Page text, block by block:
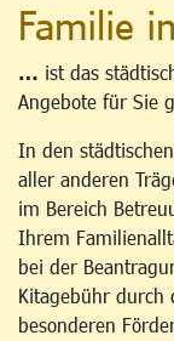
Familie
… ist das
Angebote für Sie
In den
aller anderen
im Bereich
Ihrem
bei der
Kitagebühr durch
besonderen